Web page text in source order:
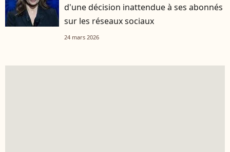
d'une décision inattendue à ses abonnés
sur les réseaux sociaux
24 mars 2026